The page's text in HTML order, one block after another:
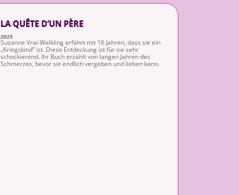
LA QUÊTE D’UN PÈRE
2025
Suzanne Vrai-Walkling erfährt mit 16 Jahren, dass sie ein
„Kriegskind” ist. Diese Entdeckung ist für sie sehr
schockierend. Ihr Buch erzählt von langen Jahren des
Schmerzes, bevor sie endlich vergeben und lieben kann.